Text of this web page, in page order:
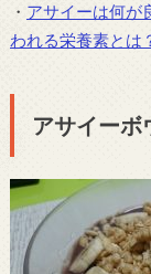
・ アサイーは何が
われる栄養素とは
アサイーボ